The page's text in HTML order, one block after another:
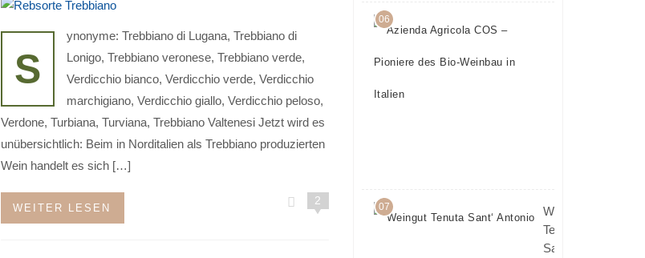
S
ynonyme: Trebbiano di Lugana, Trebbiano di
Lonigo, Trebbiano veronese, Trebbiano verde,
Verdicchio bianco, Verdicchio verde, Verdicchio
marchigiano, Verdicchio giallo, Verdicchio peloso,
Verdone, Turbiana, Turviana, Trebbiano Valtenesi Jetzt wird es
unübersichtlich: Beim in Norditalien als Trebbiano produzierten
Wein handelt es sich […]
WEITER LESEN
2
06
07
Weingut
Tenuta
Sant‘